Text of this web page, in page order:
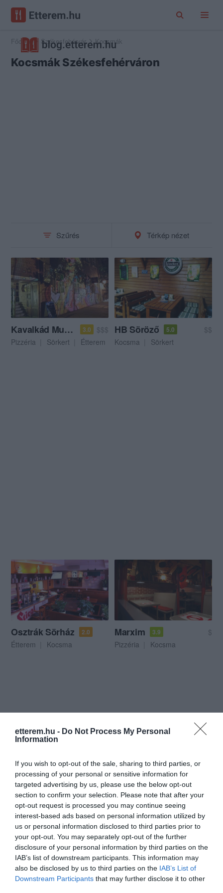
etterem.hu - Do Not Process My Personal
Information
If you wish to opt-out of the sale, sharing to third parties, or
processing of your personal or sensitive information for
targeted advertising by us, please use the below opt-out
section to confirm your selection. Please note that after your
opt-out request is processed you may continue seeing
interest-based ads based on personal information utilized by
us or personal information disclosed to third parties prior to
your opt-out. You may separately opt-out of the further
disclosure of your personal information by third parties on the
IAB’s list of downstream participants. This information may
also be disclosed by us to third parties on the IAB’s List of
Downstream Participants that may further disclose it to other
Főoldal Székesfehérvár Kocsmák
Kocsmák Székesfehérváron
Szűrés Térkép nézet
Kavalkád Music Pub 3.0
$$$
Pizzéria
Sörkert Étterem
HB Söröző 5.0
$$
Kocsma
Sörkert
Osztrák Sörház 2.0
Étterem Kocsma
Marxim 3.9
$
Pizzéria
Kocsma